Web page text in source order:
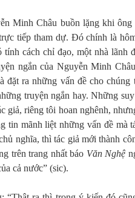
Minh Châu buồn lặng khi
tiếp tham dự. Đó chính là
cách chỉ đạo, một nhà lãnh
ngắn của Nguyễn Minh
đặt ra những vấn đề cho
truyện ngắn hay. Những
giả, riêng tôi hoan nghênh,
tin mãnh liệt những vấn đề mà
nghĩa, thì tác giả mới thành
trên trang nhất báo Văn Nghệ
cả nước” (sic).